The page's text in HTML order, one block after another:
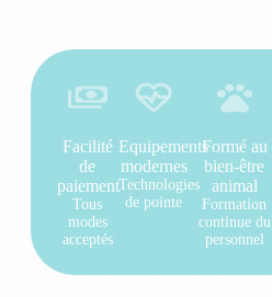
Facilité
de
paiement
Tous
modes
acceptés
Equipements
modernes
Technologies
de pointe
Formé au
bien-être
animal
Formation
continue du
personnel